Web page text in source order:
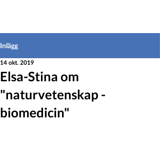
Inlägg
Elsa-Stina om
"naturvetenskap -
biomedicin"
14 okt. 2019